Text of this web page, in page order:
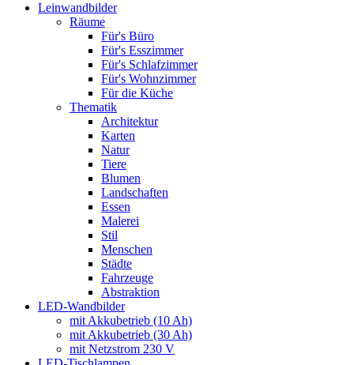
Leinwandbilder
Räume
Für's Büro
Für's Esszimmer
Für's Schlafzimmer
Für's Wohnzimmer
Für die Küche
Thematik
Architektur
Karten
Natur
Tiere
Blumen
Landschaften
Essen
Malerei
Stil
Menschen
Städte
Fahrzeuge
Abstraktion
LED-Wandbilder
mit Akkubetrieb (10 Ah)
mit Akkubetrieb (30 Ah)
mit Netzstrom 230 V